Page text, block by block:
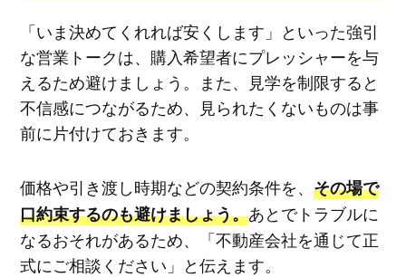
「いま決めてくれれば安くします」といった強引
な営業トークは、購入希望者にプレッシャーを与
えるため避けましょう。また、見学を制限すると
不信感につながるため、見られたくないものは事
前に片付けておきます。
価格や引き渡し時期などの契約条件を、 その場で
口約束するのも避けましょう。あとでトラブルに
なるおそれがあるため、「不動産会社を通じて正
式にご相談ください」と伝えます。